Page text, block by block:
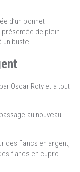
d’un bonnet
présentée de plein
un buste.
Oscar Roty et a tout
au nouveau
des flancs en argent,
flancs en cupro-